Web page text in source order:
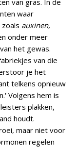
van gras. In de
waar
auxinen,
onder meer
het gewas.
van die
je het
telkens opnieuw
Volgens hem is
plakken,
houdt.
maar niet voor
regelen